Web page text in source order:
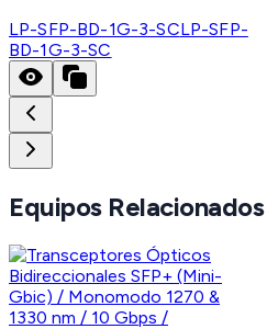
LP-SFP-BD-1G-3-SCLP-SFP-
BD-1G-3-SC
Equipos Relacionados